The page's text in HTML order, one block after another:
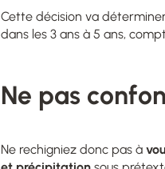
Cette décision va
dans les 3 ans à 5 ans,
Ne pas
Ne rechigniez donc pas à